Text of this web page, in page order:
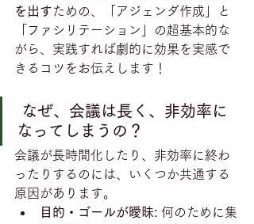
を出すための、「アジェンダ作成」と
「ファシリテーション」の超基本的な
がら、実践すれば劇的に効果を実感で
きるコツをお伝えします！
なってしまうの？
会議が長時間化したり、非効率に終わ
ったりするのには、いくつか共通する
原因があります。
目的・ゴールが曖昧: 何のために集